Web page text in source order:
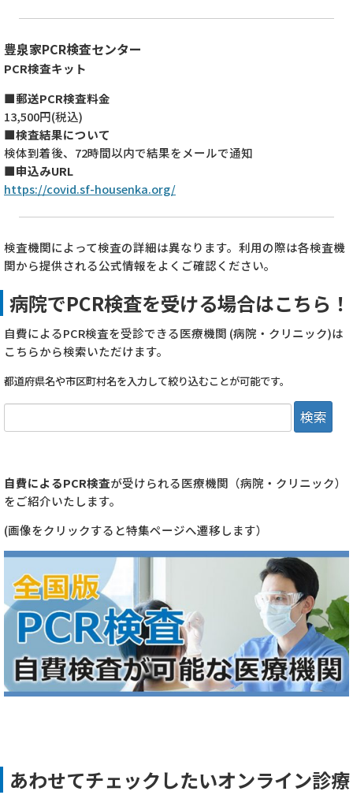
豊泉家PCR検査センター
PCR検査キット
■郵送PCR検査料金
13,500円(税込)
■検査結果について
検体到着後、72時間以内で結果をメールで通知
■申込みURL
https://covid.sf-housenka.org/
検査機関によって検査の詳細は異なります。利用の際は各検査機
関から提供される公式情報をよくご確認ください。
病院でPCR検査を受ける場合はこちら！
自費によるPCR検査を受診できる医療機関 (病院・クリニック)は
こちらから検索いただけます。
都道府県名や市区町村名を入力して絞り込むことが可能です。
自費によるPCR検査が受けられる医療機関（病院・クリニック）
をご紹介いたします。
(画像をクリックすると特集ページへ遷移します）
あわせてチェックしたいオンライン診療